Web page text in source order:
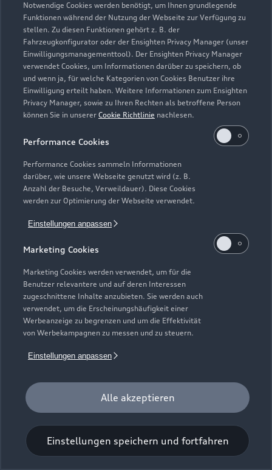
Notwendige Cookies werden benötigt, um Ihnen grundlegende
Funktionen während der Nutzung der Webseite zur Verfügung zu
stellen. Zu diesen Funktionen gehört z. B. der
Fahrzeugkonfigurator oder der Ensighten Privacy Manager (unser
Einwilligungsmanagementtool). Der Ensighten Privacy Manager
verwendet Cookies, um Informationen darüber zu speichern, ob
und wenn ja, für welche Kategorien von Cookies Benutzer ihre
Einwilligung erteilt haben. Weitere Informationen zum Ensighten
Privacy Manager, sowie zu Ihren Rechten als betroffene Person
können Sie in unserer Cookie Richtlinie nachlesen.
Performance Cookies
Performance Cookies sammeln Informationen
darüber, wie unsere Webseite genutzt wird (z. B.
Anzahl der Besuche, Verweildauer). Diese Cookies
werden zur Optimierung der Webseite verwendet.
Einstellungen anpassen
Marketing Cookies
Marketing Cookies werden verwendet, um für die
Benutzer relevantere und auf deren Interessen
zugeschnittene Inhalte anzubieten. Sie werden auch
verwendet, um die Erscheinungshäufigkeit einer
Werbeanzeige zu begrenzen und um die Effektivität
von Werbekampagnen zu messen und zu steuern.
Einstellungen anpassen
Alle akzeptieren
Einstellungen speichern und fortfahren
Lederpflege-Set
Praktisches Set zur intensiven Reinigung und
Pflege von Leder und Kunstleder.
Zur Audi Shopping World
Universal-Reinigungstuch
Für einen glänzenden Eindruck.
Zur Audi Shopping World